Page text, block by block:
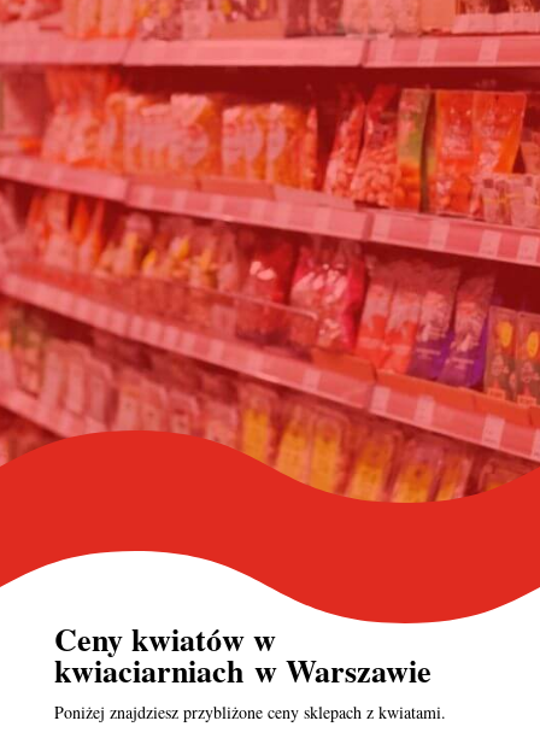
Ceny kwiatów w
kwiaciarniach w Warszawie
Poniżej znajdziesz przybliżone ceny sklepach z kwiatami.